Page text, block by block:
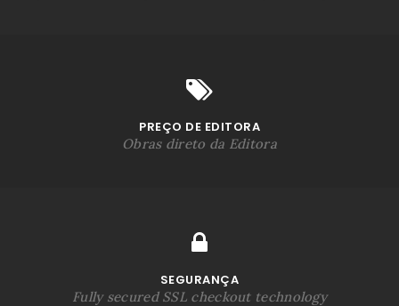
PREÇO DE EDITORA
Obras direto da Editora
SEGURANÇA
Fully secured SSL checkout technology